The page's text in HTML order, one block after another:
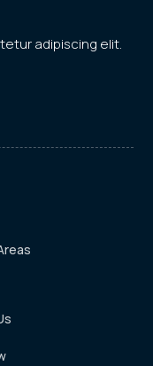
adipiscing elit.